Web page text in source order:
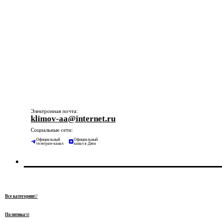
Электронная почта:
klimov-aa@internet.ru
Социальные сети:
Официальный
телеграм-канал
Официальный
канал в Дзен
Все категории67
Политика58